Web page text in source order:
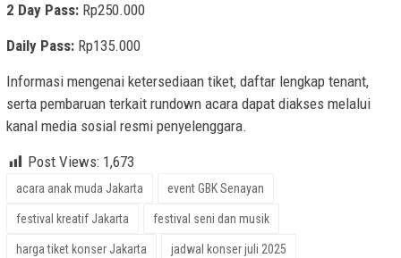
2 Day Pass: Rp250.000
Daily Pass: Rp135.000
Informasi mengenai ketersediaan tiket, daftar lengkap tenant,
serta pembaruan terkait rundown acara dapat diakses melalui
kanal media sosial resmi penyelenggara.
Post Views: 1,673
acara anak muda Jakarta event GBK Senayan
festival kreatif Jakarta festival seni dan musik
harga tiket konser Jakarta jadwal konser juli 2025